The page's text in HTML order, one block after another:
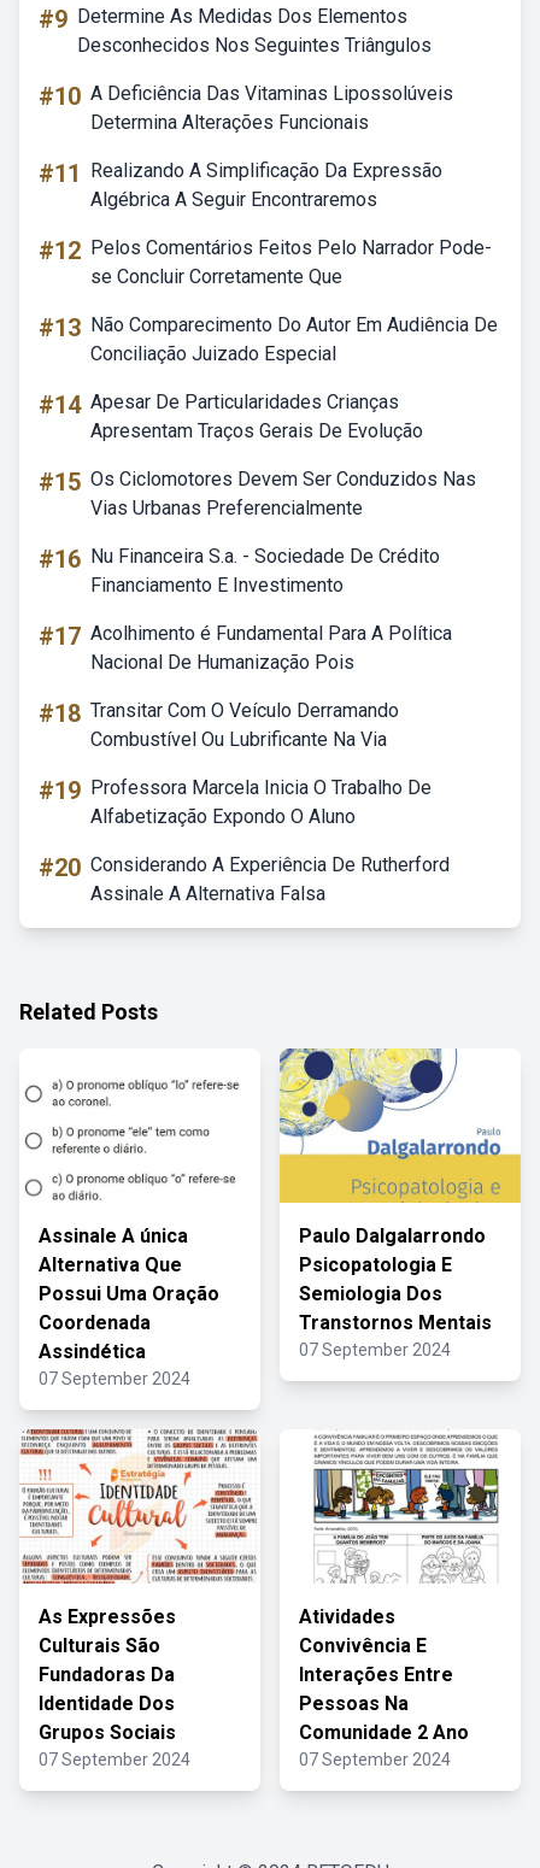
#9 Determine As Medidas Dos Elementos
Desconhecidos Nos Seguintes Triângulos
#10 A Deficiência Das Vitaminas Lipossolúveis
Determina Alterações Funcionais
#11
Realizando A Simplificação Da Expressão
Algébrica A Seguir Encontraremos
#12 Pelos Comentários Feitos Pelo Narrador Pode-
se Concluir Corretamente Que
#13 Não Comparecimento Do Autor Em Audiência De
Conciliação Juizado Especial
#14 Apesar De Particularidades Crianças
Apresentam Traços Gerais De Evolução
#15 Os Ciclomotores Devem Ser Conduzidos Nas
Vias Urbanas Preferencialmente
#16 Nu Financeira S.a. - Sociedade De Crédito
Financiamento E Investimento
#17 Acolhimento é Fundamental Para A Política
Nacional De Humanização Pois
#18 Transitar Com O Veículo Derramando
Combustível Ou Lubrificante Na Via
#19 Professora Marcela Inicia O Trabalho De
Alfabetização Expondo O Aluno
#20 Considerando A Experiência De Rutherford
Assinale A Alternativa Falsa
Related Posts
Assinale A única
Alternativa Que
Possui Uma Oração
Coordenada
Assindética
07 September 2024
Paulo Dalgalarrondo
Psicopatologia E
Semiologia Dos
Transtornos Mentais
07 September 2024
As Expressões
Culturais São
Fundadoras Da
Identidade Dos
Grupos Sociais
07 September 2024
Atividades
Convivência E
Interações Entre
Pessoas Na
Comunidade 2 Ano
07 September 2024